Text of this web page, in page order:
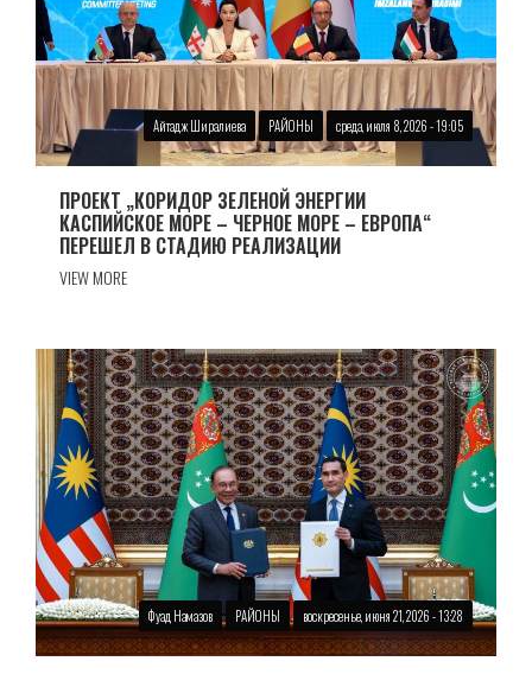
Айтадж Ширалиева РАЙОНЫ среда, июля 8, 2026 - 19:05
ПРОЕКТ „КОРИДОР ЗЕЛЕНОЙ ЭНЕРГИИ
КАСПИЙСКОЕ МОРЕ – ЧЕРНОЕ МОРЕ – ЕВРОПА“
ПЕРЕШЕЛ В СТАДИЮ РЕАЛИЗАЦИИ
VIEW MORE
Фуад Намазов РАЙОНЫ воскресенье, июня 21, 2026 - 13:28